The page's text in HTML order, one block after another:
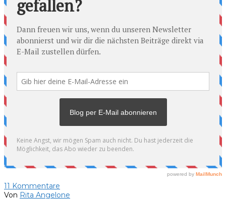
11 Kommentare
Von Rita Angelone